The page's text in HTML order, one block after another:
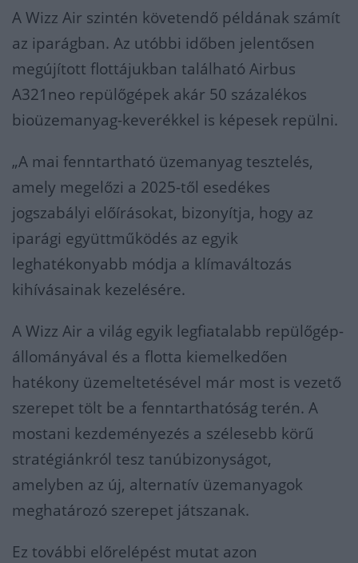
A Wizz Air szintén követendő példának számít
az iparágban. Az utóbbi időben jelentősen
megújított flottájukban található Airbus
A321neo repülőgépek akár 50 százalékos
bioüzemanyag-keverékkel is képesek repülni.
„A mai fenntartható üzemanyag tesztelés,
amely megelőzi a 2025-től esedékes
jogszabályi előírásokat, bizonyítja, hogy az
iparági együttműködés az egyik
leghatékonyabb módja a klímaváltozás
kihívásainak kezelésére.
A Wizz Air a világ egyik legfiatalabb repülőgép-
állományával és a flotta kiemelkedően
hatékony üzemeltetésével már most is vezető
szerepet tölt be a fenntarthatóság terén. A
mostani kezdeményezés a szélesebb körű
stratégiánkról tesz tanúbizonyságot,
amelyben az új, alternatív üzemanyagok
meghatározó szerepet játszanak.
Ez további előrelépést mutat azon